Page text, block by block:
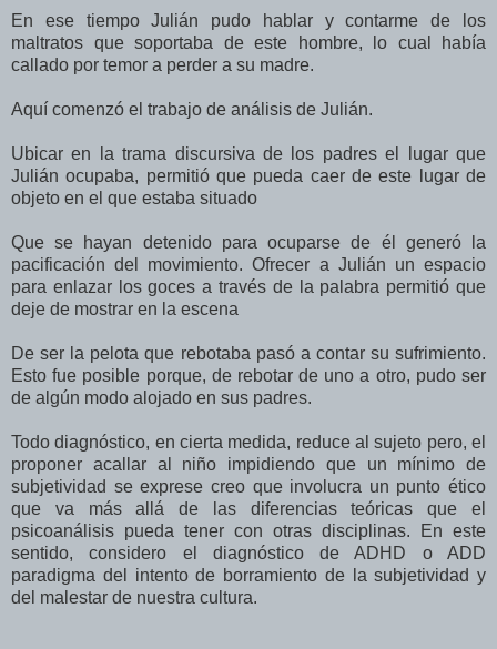
En ese tiempo Julián pudo hablar y contarme de los
maltratos que soportaba de este hombre, lo cual había
callado por temor a perder a su madre.
Aquí comenzó el trabajo de análisis de Julián.
Ubicar en la trama discursiva de los padres el lugar que
Julián ocupaba, permitió que pueda caer de este lugar de
objeto en el que estaba situado
Que se hayan detenido para ocuparse de él generó la
pacificación del movimiento. Ofrecer a Julián un espacio
para enlazar los goces a través de la palabra permitió que
deje de mostrar en la escena
De ser la pelota que rebotaba pasó a contar su sufrimiento.
Esto fue posible porque, de rebotar de uno a otro, pudo ser
de algún modo alojado en sus padres.
Todo diagnóstico, en cierta medida, reduce al sujeto pero, el
proponer acallar al niño impidiendo que un mínimo de
subjetividad se exprese creo que involucra un punto ético
que va más allá de las diferencias teóricas que el
psicoanálisis pueda tener con otras disciplinas. En este
sentido, considero el diagnóstico de ADHD o ADD
paradigma del intento de borramiento de la subjetividad y
del malestar de nuestra cultura.